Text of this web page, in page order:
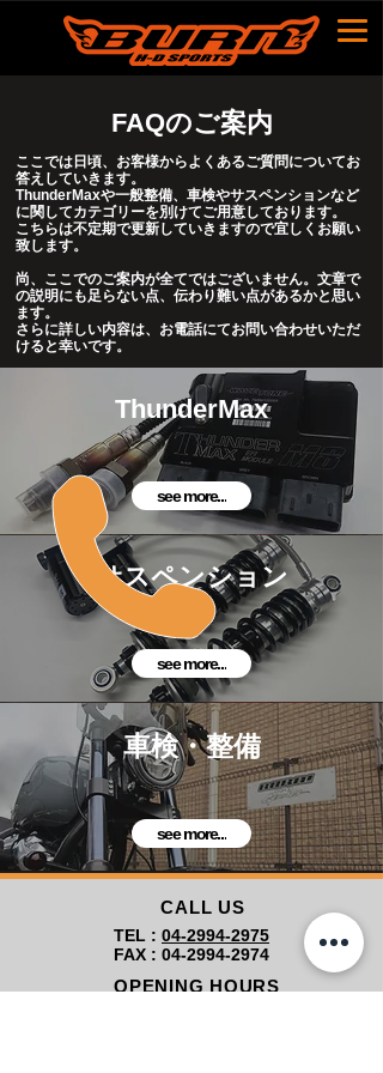
FAQのご案内
ここでは日頃、お客様からよくあるご質問についてお
答えしていきます。
ThunderMaxや一般整備、車検やサスペンションなど
に関してカテゴリーを別けてご用意しております。
こちらは不定期で更新していきますので宜しくお願い
致します。
尚、ここでのご案内が全てではございません。 文章で
の説明にも足らない点、伝わり難い点があるかと思い
ます。
さらに詳しい内容は、お電話にてお問い合わせいただ
けると幸いです。
ThunderMax
see more...
サスペンション
see more...
車検・整備
see more...
CALL US
​TEL : 04-2994-2975
FAX : 04-2994-2974
OPENING HOURS